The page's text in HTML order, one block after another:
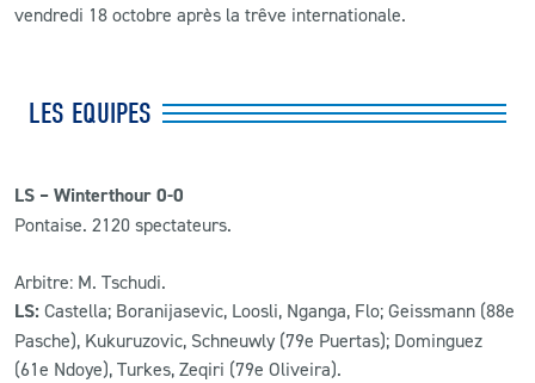
vendredi 18 octobre après la trêve internationale.
LES EQUIPES
LS – Winterthour 0-0
Pontaise. 2120 spectateurs.
Arbitre: M. Tschudi.
LS: Castella; Boranijasevic, Loosli, Nganga, Flo; Geissmann (88e
Pasche), Kukuruzovic, Schneuwly (79e Puertas); Dominguez
(61e Ndoye), Turkes, Zeqiri (79e Oliveira).